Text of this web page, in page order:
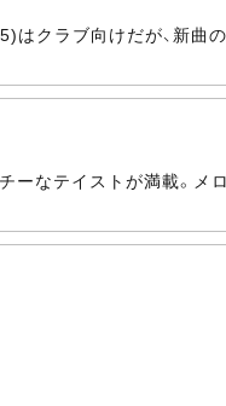
はクラブ向けだが、新
なテイストが満載。